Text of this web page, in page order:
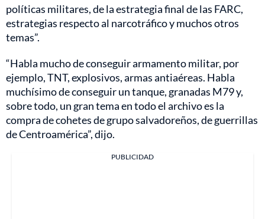
políticas militares, de la estrategia final de las FARC,
estrategias respecto al narcotráfico y muchos otros
temas”.
“Habla mucho de conseguir armamento militar, por
ejemplo, TNT, explosivos, armas antiaéreas. Habla
muchísimo de conseguir un tanque, granadas M79 y,
sobre todo, un gran tema en todo el archivo es la
compra de cohetes de grupo salvadoreños, de guerrillas
de Centroamérica”, dijo.
PUBLICIDAD